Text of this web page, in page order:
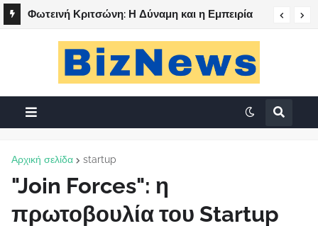
Φωτεινή Κριτσώνη: Η Δύναμη και η Εμπειρία
Αρχική σελίδα startup
"Join Forces": η
πρωτοβουλία του Startup